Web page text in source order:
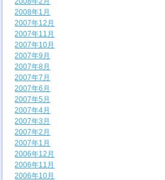
2008年1月
2007年12月
2007年11月
2007年10月
2007年9月
2007年8月
2007年7月
2007年6月
2007年5月
2007年4月
2007年3月
2007年2月
2007年1月
2006年12月
2006年11月
2006年10月